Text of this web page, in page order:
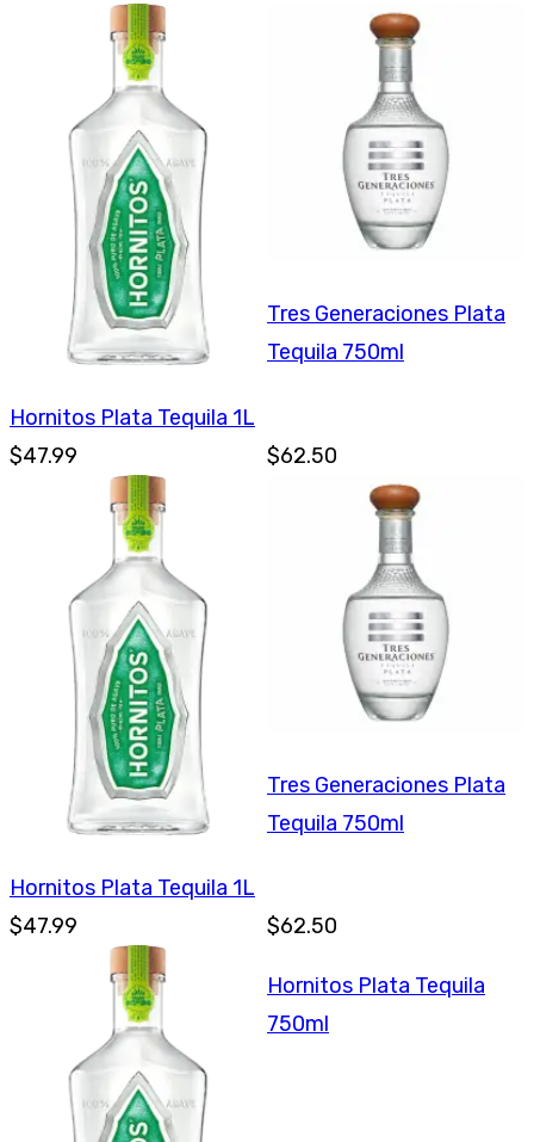
Hornitos Plata Tequila 1L
$47.99
Tres Generaciones Plata
Tequila 750ml
$62.50
Hornitos Plata Tequila 1L
$47.99
Tres Generaciones Plata
Tequila 750ml
$62.50
Hornitos Plata Tequila
750ml